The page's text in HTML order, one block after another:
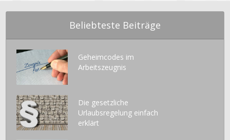
Beliebteste Beiträge
Geheimcodes im
Arbeitszeugnis
Die gesetzliche
Urlaubsregelung einfach
erklärt